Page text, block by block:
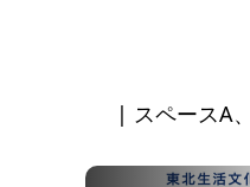
| スペースA